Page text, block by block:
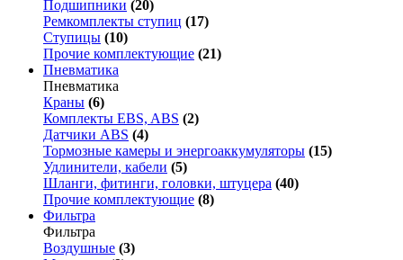
Подшипники (20)
Ремкомплекты ступиц (17)
Ступицы (10)
Прочие комплектующие (21)
Пневматика
Пневматика
Краны (6)
Комплекты EBS, ABS (2)
Датчики ABS (4)
Тормозные камеры и энергоаккумуляторы (15)
Удлинители, кабели (5)
Шланги, фитинги, головки, штуцера (40)
Прочие комплектующие (8)
Фильтра
Фильтра
Воздушные (3)